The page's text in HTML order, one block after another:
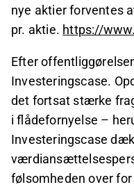
nye aktier forventes
pr. aktie. https://
Efter
Investeringscase.
det fortsat stærke
i flådefornyelse –
Investeringscase
følsomheden over